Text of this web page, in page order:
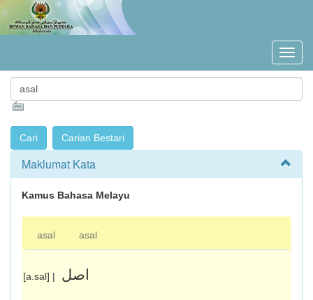
Maklumat Kata
Kamus Bahasa Melayu
asal asal
[a.sal] | اصل